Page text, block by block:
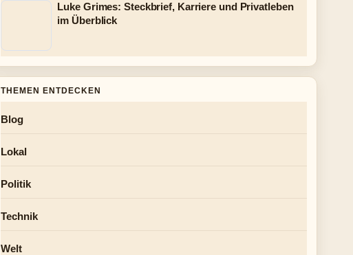
Luke Grimes: Steckbrief, Karriere und Privatleben
im Überblick
THEMEN ENTDECKEN
Blog
Lokal
Politik
Technik
Welt